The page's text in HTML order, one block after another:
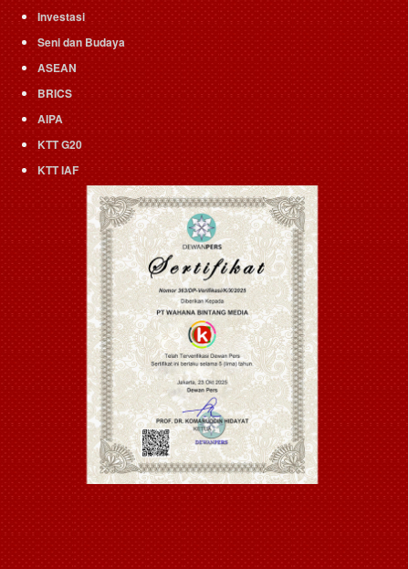
Investasi
Seni dan Budaya
ASEAN
BRICS
AIPA
KTT G20
KTT IAF